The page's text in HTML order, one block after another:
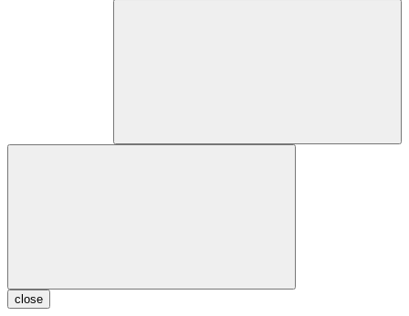
close